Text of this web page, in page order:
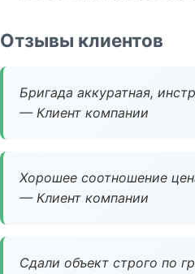
Отзывы клиентов
Бригада аккуратная,
— Клиент компании
Хорошее соотношение
— Клиент компании
Сдали объект строго по